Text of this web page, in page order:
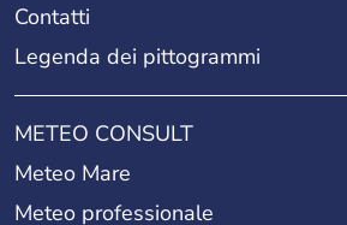
Contatti
Legenda dei pittogrammi
METEO CONSULT
Meteo Mare
Meteo professionale